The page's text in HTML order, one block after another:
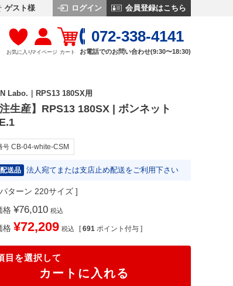
ゲスト様 ログイン 会員登録はこちら
お気に入りマイページ カート
072-338-4141
お電話でのお問い合わせ(9:30〜18:30)
Labo.｜RPS13 180SX用
注生産】RPS13 180SX | ボンネット
号 CB-04-white-CSM
送品 法人宛てまたは支店止め配送をご利用下さい
ターン 220サイズ
格 ¥76,010 税込
格 ¥72,209 税込 [ 691 ポイント付与 ]
目を選択して
カートに入れる